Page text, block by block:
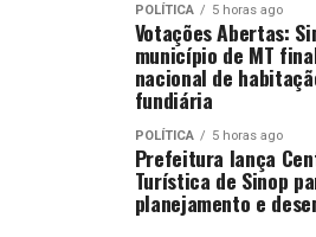
Chapa “Unidos pelo Avanço do
consolida força e amplia apoio
presidência da FMF
Cuiabá supera Criciúma e
elite do futebol
POLÍTICA 5 horas ago
Votações Abertas:
município de MT
nacional de
fundiária
POLÍTICA 5 horas ago
Prefeitura lança
Turística de Sinop
planejamento e